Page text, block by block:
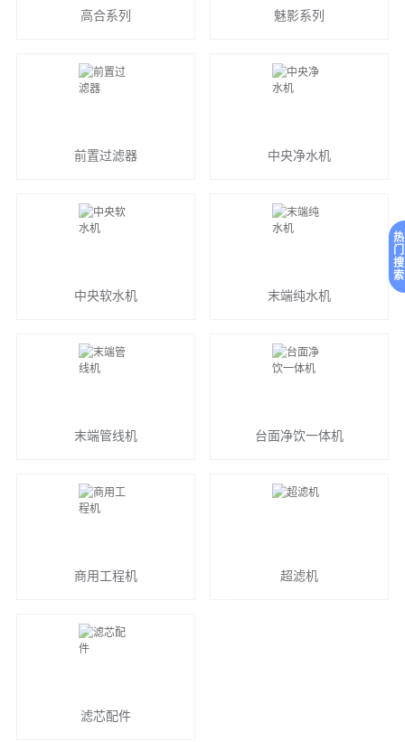
高合系列 魅影系列
前置过滤器 中央净水机
中央软水机 末端纯水机
末端管线机 台面净饮一体机
商用工程机 超滤机
滤芯配件
热
门
搜
索